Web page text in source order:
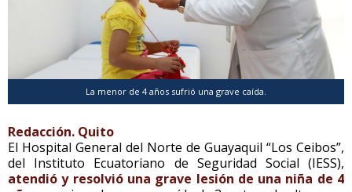
La menor de 4 años sufrió una grave caída.
Redacción. Quito
El Hospital General del Norte de Guayaquil “Los Ceibos”,
del Instituto Ecuatoriano de Seguridad Social (IESS),
atendió y resolvió una grave lesión de una niña de 4